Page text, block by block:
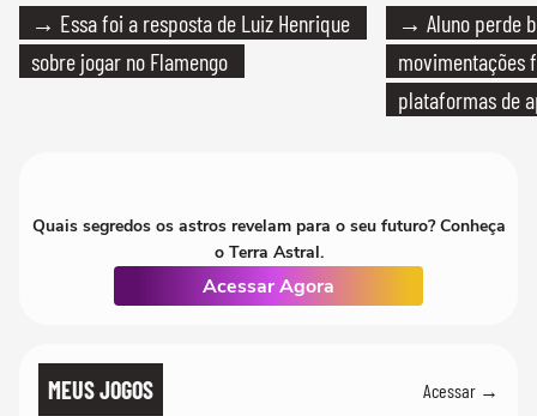
→ Essa foi a resposta de Luiz Henrique
sobre jogar no Flamengo
→ Aluno perde
movimentações
plataformas de
Quais segredos os astros revelam para o seu futuro? Conheça
o Terra Astral.
Acessar Agora
MEUS JOGOS Acessar →